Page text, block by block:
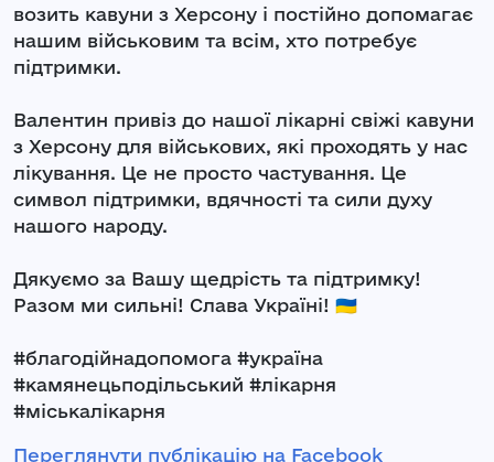
возить кавуни з Херсону і постійно допомагає
нашим військовим та всім, хто потребує
підтримки.
Валентин привіз до нашої лікарні свіжі кавуни
з Херсону для військових, які проходять у нас
лікування. Це не просто частування. Це
символ підтримки, вдячності та сили духу
нашого народу.
Дякуємо за Вашу щедрість та підтримку!
Разом ми сильні! Слава Україні! 🇺🇦
#благодійнадопомога #україна
#камянецьподільський #лікарня
#міськалікарня
Переглянути публікацію на Facebook